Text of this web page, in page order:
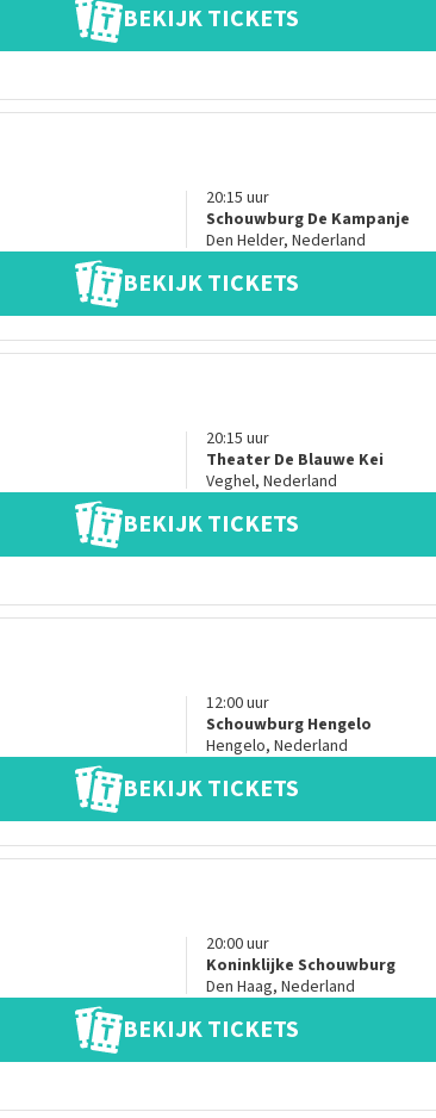
BEKIJK TICKETS
20:15 uur
Schouwburg De Kampanje
Den Helder, Nederland
BEKIJK TICKETS
20:15 uur
Theater De Blauwe Kei
Veghel, Nederland
BEKIJK TICKETS
12:00uur
Schouwburg Hengelo
Hengelo, Nederland
BEKIJK TICKETS
20:00uur
Koninklijke Schouwburg
Den Haag, Nederland
BEKIJK TICKETS